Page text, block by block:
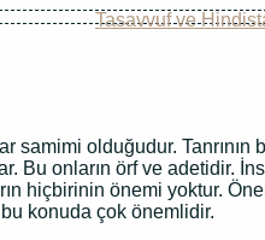
Tasavvuf ve
olduğudur. Tanrının
Bu onların örf ve adetidir.
hiçbirinin önemi yoktur.
konuda çok önemlidir.